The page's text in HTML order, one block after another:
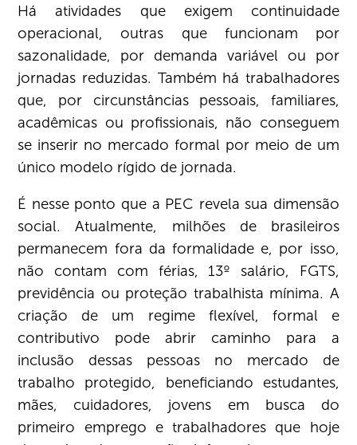
Há atividades que exigem continuidade
operacional, outras que funcionam por
sazonalidade, por demanda variável ou por
jornadas reduzidas. Também há trabalhadores
que, por circunstâncias pessoais, familiares,
acadêmicas ou profissionais, não conseguem
se inserir no mercado formal por meio de um
único modelo rígido de jornada.
É nesse ponto que a PEC revela sua dimensão
social. Atualmente, milhões de brasileiros
permanecem fora da formalidade e, por isso,
não contam com férias, 13º salário, FGTS,
previdência ou proteção trabalhista mínima. A
criação de um regime flexível, formal e
contributivo pode abrir caminho para a
inclusão dessas pessoas no mercado de
trabalho protegido, beneficiando estudantes,
mães, cuidadores, jovens em busca do
primeiro emprego e trabalhadores que hoje